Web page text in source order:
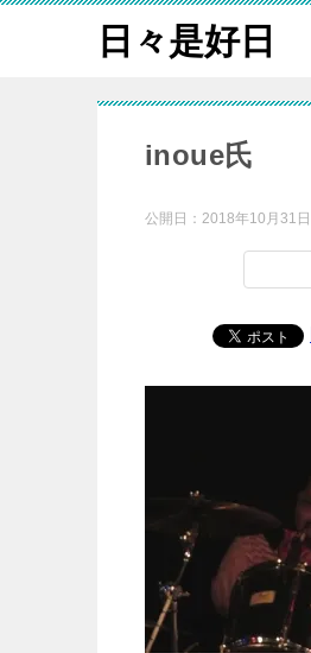
日々是好日
inoue氏
公開日： 2018年10月31日